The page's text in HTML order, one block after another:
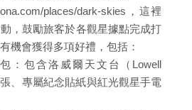
places/dark-skies，這裡
，鼓勵旅客於各觀星據點完成打
機會獲得多項好禮，包括：
：包含洛威爾天文台（Lowell
、專屬紀念貼紙與紅光觀星手電